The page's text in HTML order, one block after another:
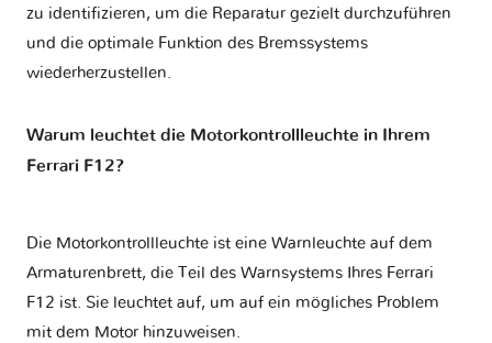
zu identifizieren, um die Reparatur gezielt durchzuführen
und die optimale Funktion des Bremssystems
wiederherzustellen.
Warum leuchtet die Motorkontrollleuchte in Ihrem
Ferrari F12?
Die Motorkontrollleuchte ist eine Warnleuchte auf dem
Armaturenbrett, die Teil des Warnsystems Ihres Ferrari
F12 ist. Sie leuchtet auf, um auf ein mögliches Problem
mit dem Motor hinzuweisen.